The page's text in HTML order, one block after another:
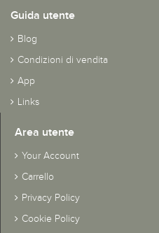
Guida utente
Blog
Condizioni di vendita
App
Links
Area utente
Your Account
Carrello
Privacy Policy
Cookie Policy